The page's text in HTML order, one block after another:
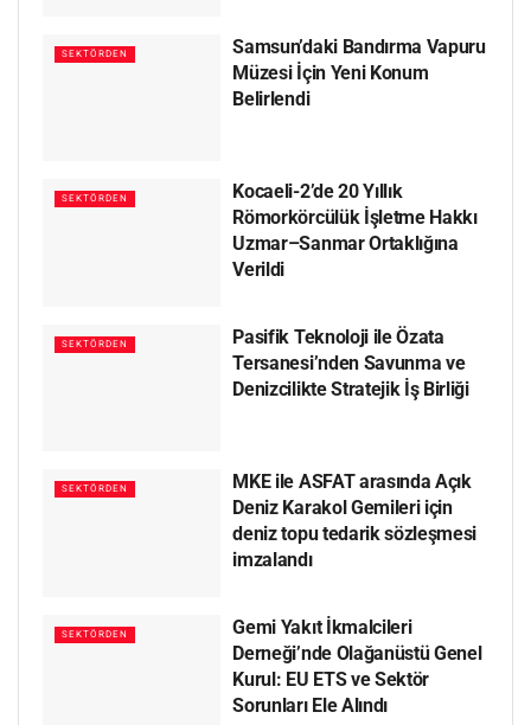
SEKTÖRDEN
Samsun’daki Bandırma Vapuru
Müzesi İçin Yeni Konum
Belirlendi
SEKTÖRDEN
Kocaeli-2’de 20 Yıllık
Römorkörcülük İşletme Hakkı
Uzmar–Sanmar Ortaklığına
Verildi
SEKTÖRDEN
Pasifik Teknoloji ile Özata
Tersanesi’nden Savunma ve
Denizcilikte Stratejik İş Birliği
SEKTÖRDEN
MKE ile ASFAT arasında Açık
Deniz Karakol Gemileri için
deniz topu tedarik sözleşmesi
imzalandı
SEKTÖRDEN
Gemi Yakıt İkmalcileri
Derneği’nde Olağanüstü Genel
Kurul: EU ETS ve Sektör
Sorunları Ele Alındı